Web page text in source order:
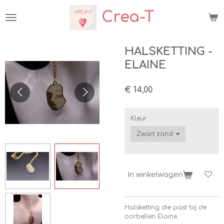
direct
Crea-T
HALSKETTING -
ELAINE
€ 14,00
Kleur
In winkelwagen
Halsketting die past bij de
oorbellen Elaine.